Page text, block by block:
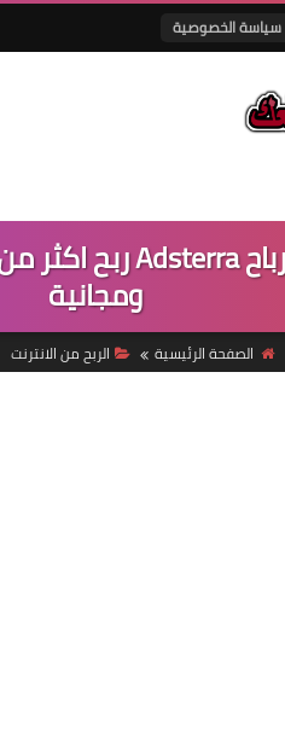
سياسة الخصوصية
ومجانية
الصفحة الرئيسية الربح من الانترنت